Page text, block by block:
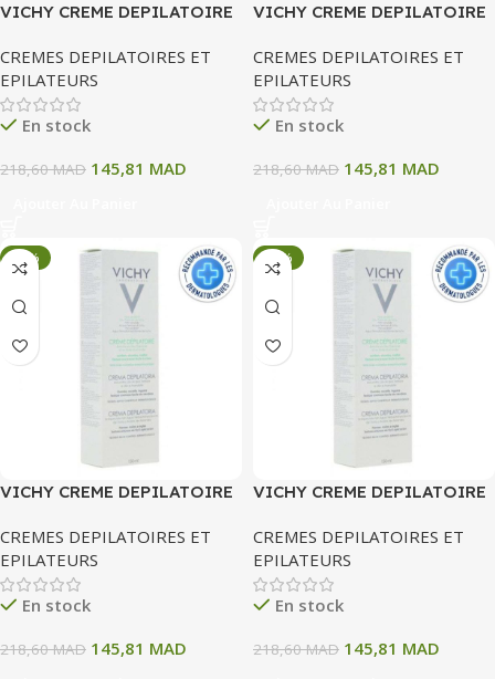
VICHY CREME DEPILATOIRE
CREMES DEPILATOIRES ET
EPILATEURS
En stock
218,60MAD 145,81 MAD
VICHY CREME DEPILATOIRE
CREMES DEPILATOIRES ET
EPILATEURS
En stock
218,60MAD 145,81 MAD
-33%
VICHY CREME DEPILATOIRE
CREMES DEPILATOIRES ET
EPILATEURS
En stock
218,60MAD 145,81 MAD
-33%
VICHY CREME DEPILATOIRE
CREMES DEPILATOIRES ET
EPILATEURS
En stock
218,60MAD 145,81 MAD